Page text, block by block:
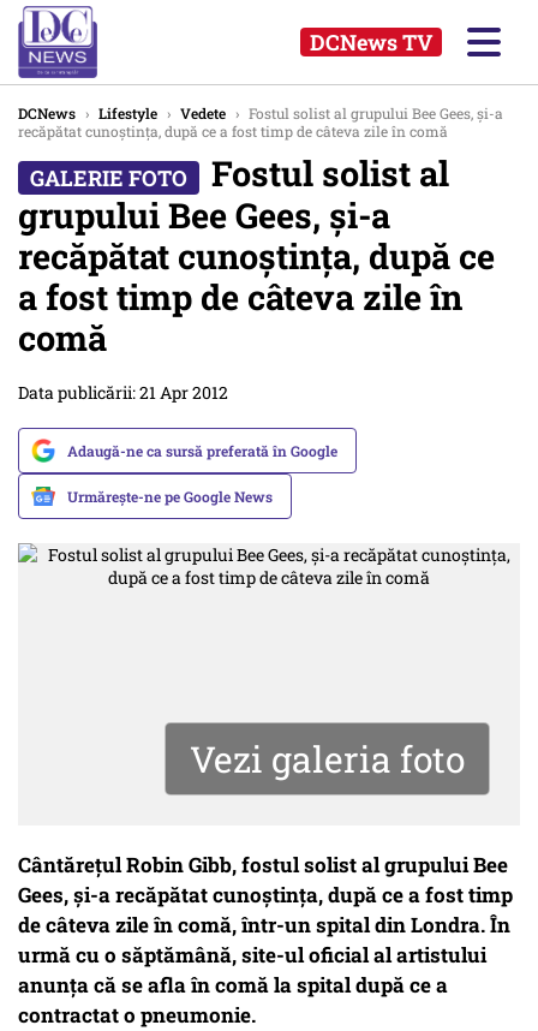
DCNews TV
DCNews › Lifestyle › Vedete › Fostul solist al grupului Bee Gees, şi-a
recăpătat cunoştinţa, după ce a fost timp de câteva zile în comă
Fostul solist al
grupului Bee Gees, şi-a
recăpătat cunoştinţa, după ce
a fost timp de câteva zile în
comă
Data publicării: 21 Apr 2012
Adaugă-ne ca sursă preferată în Google
Urmărește-ne pe Google News
Vezi galeria foto
Cântăreţul Robin Gibb, fostul solist al grupului Bee
Gees, şi-a recăpătat cunoştinţa, după ce a fost timp
de câteva zile în comă, într-un spital din Londra. În
urmă cu o săptămână, site-ul oficial al artistului
anunţa că se afla în comă la spital după ce a
contractat o pneumonie.